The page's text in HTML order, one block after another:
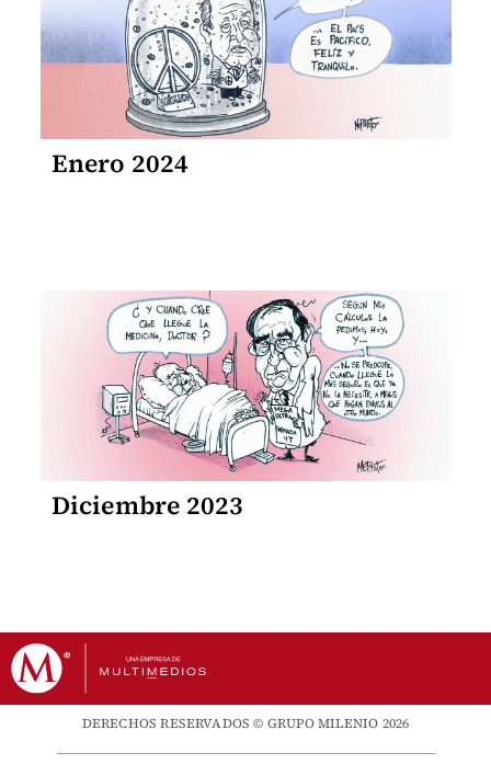
Enero 2024
Diciembre 2023
DERECHOS RESERVADOS © GRUPO MILENIO 2026